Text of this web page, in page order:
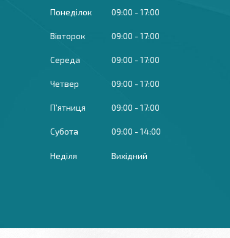
Понеділок 09:00 17:00
Вівторок 09:00 17:00
Середа 09:00 17:00
Четвер 09:00 17:00
Пʼятниця 09:00 17:00
Субота 09:00 14:00
Неділя Вихідний